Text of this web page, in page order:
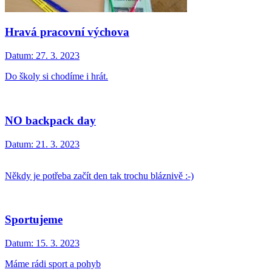
Hravá pracovní výchova
Datum: 27. 3. 2023
Do školy si chodíme i hrát.
NO backpack day
Datum: 21. 3. 2023
Někdy je potřeba začít den tak trochu bláznivě :-)
Sportujeme
Datum: 15. 3. 2023
Máme rádi sport a pohyb